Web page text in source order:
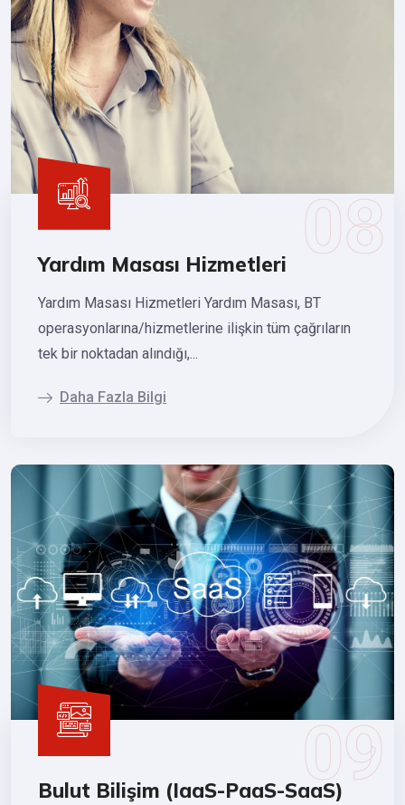
Yardım Masası Hizmetleri
Yardım Masası Hizmetleri Yardım Masası, BT
operasyonlarına/hizmetlerine ilişkin tüm çağrıların
tek bir noktadan alındığı,...
Daha Fazla Bilgi
Bulut Bilişim (IaaS-PaaS-SaaS)